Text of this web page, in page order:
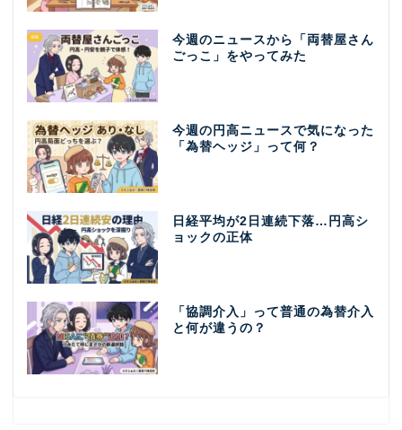
今週のニュースから「両替屋さん
ごっこ」をやってみた
今週の円高ニュースで気になった
「為替ヘッジ」って何？
日経平均が2日連続下落…円高シ
ョックの正体
「協調介入」って普通の為替介入
と何が違うの？